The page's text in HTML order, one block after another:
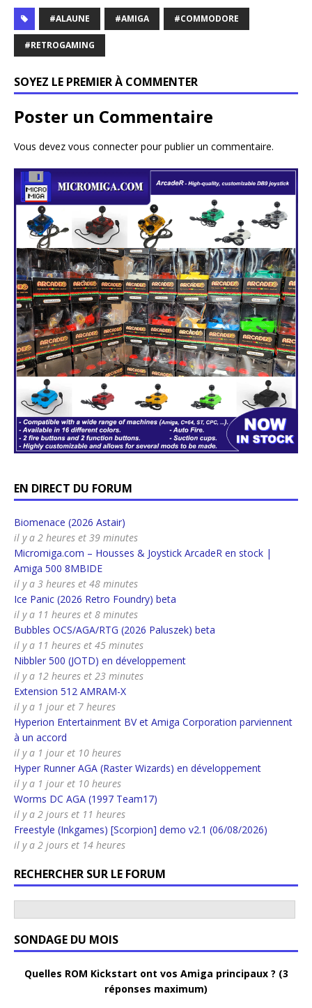
#ALAUNE #AMIGA #COMMODORE
#RETROGAMING
SOYEZ LE PREMIER À COMMENTER
Poster un Commentaire
Vous devez vous connecterpour publier un commentaire.
EN DIRECT DU FORUM
Biomenace (2026 Astair)
il y a 2 heures et 39 minutes
Micromiga.com – Housses & Joystick ArcadeR en stock |
Amiga 500 8MBIDE
il y a 3 heures et 48 minutes
Ice Panic (2026 Retro Foundry) beta
il y a 11 heures et 8 minutes
Bubbles OCS/AGA/RTG (2026 Paluszek) beta
il y a 11 heures et 45 minutes
Nibbler 500 (JOTD) en développement
il y a 12 heures et 23 minutes
Extension 512 AMRAM-X
il y a 1 jour et 7 heures
Hyperion Entertainment BV et Amiga Corporation parviennent
à un accord
il y a 1 jour et 10 heures
Hyper Runner AGA (Raster Wizards) en développement
il y a 1 jour et 10 heures
Worms DC AGA (1997 Team17)
il y a 2 jours et 11 heures
Freestyle (Inkgames) [Scorpion] demo v2.1 (06/08/2026)
il y a 2 jours et 14 heures
RECHERCHER SUR LE FORUM
SONDAGE DU MOIS
Quelles ROM Kickstart ont vos Amiga principaux ? (3
réponses maximum)